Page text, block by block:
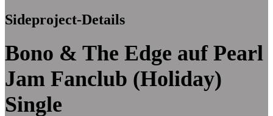
Sideproject-Details
Bono & The Edge auf Pearl
Jam Fanclub (Holiday)
Single